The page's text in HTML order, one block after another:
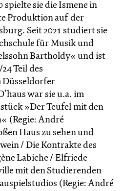
spielte sie die Ismene in
Produktion auf der
Seit 2021 studiert sie
für Musik und
Bartholdy« und ist
Teil des
Düsseldorfer
war sie u.a. im
»Der Teufel mit den
(Regie: André
Haus zu sehen und
/ Die Kontrakte des
Labiche / Elfriede
mit den Studierenden
(Regie: André